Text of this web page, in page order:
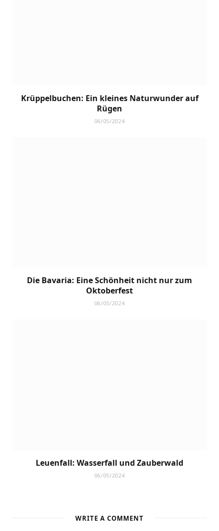
Krüppelbuchen: Ein kleines Naturwunder auf
Rügen
06/05/2024
Die Bavaria: Eine Schönheit nicht nur zum
Oktoberfest
06/05/2024
Leuenfall: Wasserfall und Zauberwald
06/05/2024
WRITE A COMMENT